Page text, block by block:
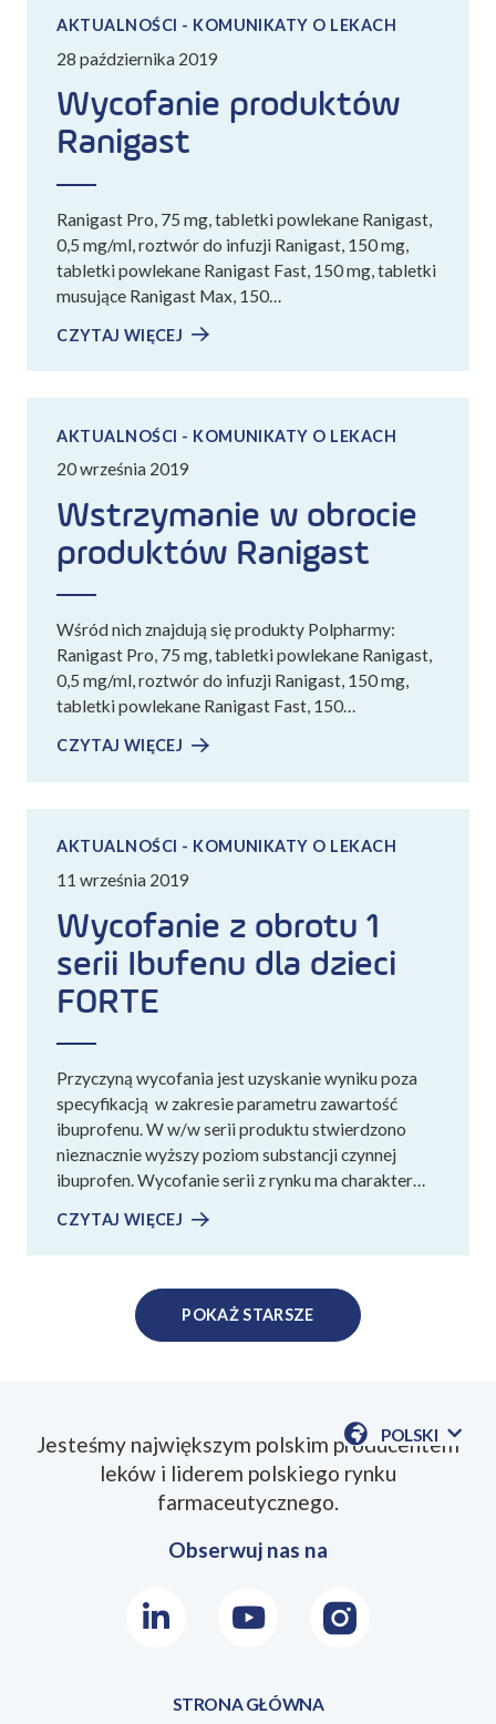
AKTUALNOŚCI - KOMUNIKATY O LEKACH
Wycofanie produktów
Ranigast
28 października 2019
Ranigast Pro, 75 mg, tabletki powlekane Ranigast,
0,5 mg/ml, roztwór do infuzji Ranigast, 150 mg,
tabletki powlekane Ranigast Fast, 150 mg, tabletki
musujące Ranigast Max, 150…
CZYTAJ WIĘCEJ
AKTUALNOŚCI - KOMUNIKATY O LEKACH
Wstrzymanie w obrocie
produktów Ranigast
20 września 2019
Wśród nich znajdują się produkty Polpharmy:
Ranigast Pro, 75 mg, tabletki powlekane Ranigast,
0,5 mg/ml, roztwór do infuzji Ranigast, 150 mg,
tabletki powlekane Ranigast Fast, 150…
CZYTAJ WIĘCEJ
AKTUALNOŚCI - KOMUNIKATY O LEKACH
Wycofanie z obrotu 1
serii Ibufenu dla dzieci
FORTE
11 września 2019
Przyczyną wycofania jest uzyskanie wyniku poza
specyfikacją w zakresie parametru zawartość
ibuprofenu. W w/w serii produktu stwierdzono
nieznacznie wyższy poziom substancji czynnej
ibuprofen. Wycofanie serii z rynku ma charakter…
CZYTAJ WIĘCEJ
POKAŻ STARSZE
POLSKI
POKAŻ
Jesteśmy największym polskim producentem
leków i liderem polskiego rynku
farmaceutycznego.
Obserwuj nas na
LinkedInYoutubeInstagram
STRONA GŁÓWNA